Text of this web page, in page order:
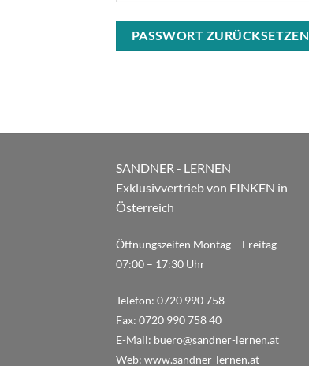
PASSWORT ZURÜCKSETZEN
SANDNER - LERNEN
Exklusivvertrieb von FINKEN in
Österreich
Öffnungszeiten Montag – Freitag
07:00 – 17:30 Uhr
Telefon: 0720 990 758
Fax: 0720 990 758 40
E-Mail: buero@sandner-lernen.at
Web: www.sandner-lernen.at